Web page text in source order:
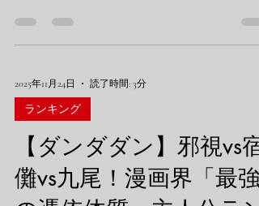
めてきたりと、一般人相手なら絶望的な強
です。...
すよね。 見た目は超絶美人な「お姉さん」
なのに、中身はゴリゴリの大阪弁を喋る「
を駆使し、バット片手に宇宙人や怪異をボ
ボコにする姿は、まさに**「頼れる大人」
説級の霊能力者や除霊師がたくさんいます
果たして星子さんは、彼らと比べてどれく
い強いのか？ 今回は、オサムの独断と偏見
2025年11月24日 読了時間: 3分
ランキング
【ダンダダン】邪視vs宿
儺vs九尾！漫画界「最強